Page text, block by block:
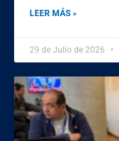
LEER MÁS »
29 de Julio de 2026